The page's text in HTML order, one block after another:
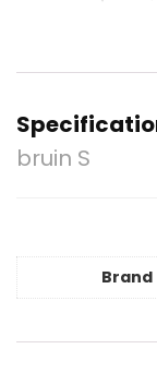
bruin S
Brand